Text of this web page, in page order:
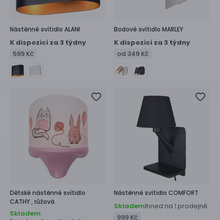
Nástěnné svítidlo ALANI
K dispozici za 3 týdny
599 Kč
Bodové svítidlo MARLEY
K dispozici za 3 týdny
od 349 Kč
Dětské nástěnné svítidlo
CATHY , růžová
Skladem
Nástěnné svítidlo COMFORT
SklademIhned na 1 prodejně
999 Kč